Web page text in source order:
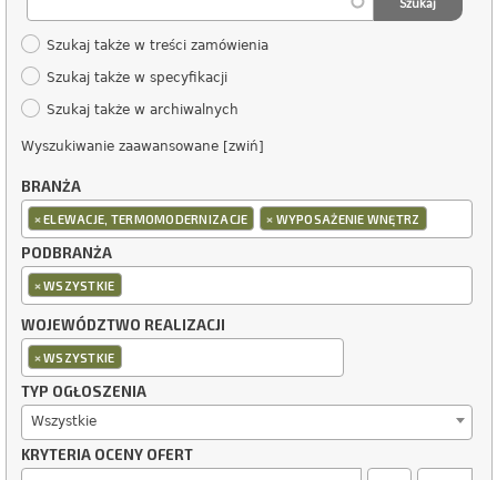
Szukaj także w treści zamówienia
Szukaj także w specyfikacji
Szukaj także w archiwalnych
Wyszukiwanie zaawansowane [zwiń]
BRANŻA
×ELEWACJE, TERMOMODERNIZACJE × WYPOSAŻENIE WNĘTRZ
PODBRANŻA
×WSZYSTKIE
WOJEWÓDZTWO REALIZACJI
×WSZYSTKIE
TYP OGŁOSZENIA
Wszystkie
KRYTERIA OCENY OFERT